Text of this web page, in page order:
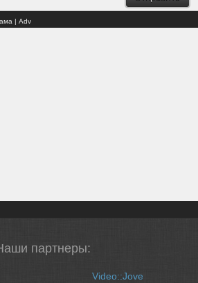
| Adv
партнеры:
Video::Jove